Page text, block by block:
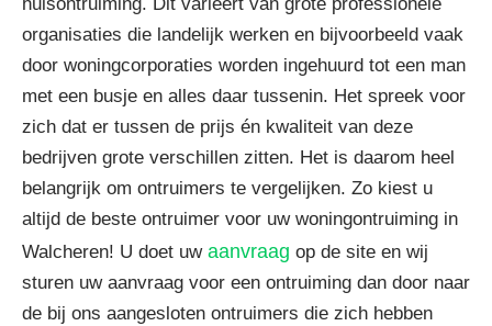
huisontruiming. Dit varieert van grote professionele
organisaties die landelijk werken en bijvoorbeeld vaak
door woningcorporaties worden ingehuurd tot een man
met een busje en alles daar tussenin. Het spreek voor
zich dat er tussen de prijs én kwaliteit van deze
bedrijven grote verschillen zitten. Het is daarom heel
belangrijk om ontruimers te vergelijken. Zo kiest u
altijd de beste ontruimer voor uw woningontruiming in
Walcheren! U doet uw aanvraag op de site en wij
sturen uw aanvraag voor een ontruiming dan door naar
de bij ons aangesloten ontruimers die zich hebben